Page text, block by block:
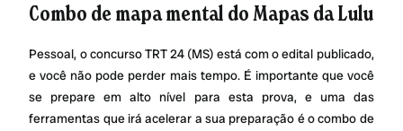
Combo de mapa mental do Mapas da Lulu
Pessoal, o concurso TRT 24 (MS) está com o edital publicado,
e você não pode perder mais tempo. É importante que você
se prepare em alto nível para esta prova, e uma das
ferramentas que irá acelerar a sua preparação é o combo de